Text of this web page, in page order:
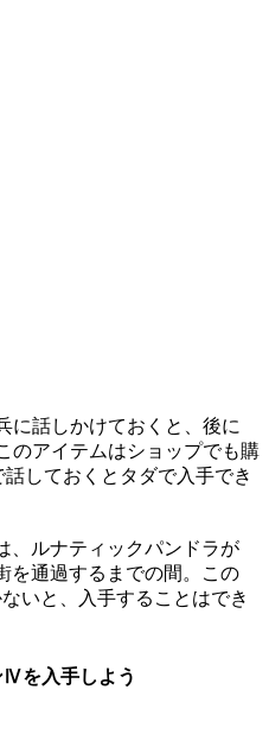
に話しかけておくと、後に
のアイテムはショップでも購
しておくとタダで入手でき
、ルナティックパンドラが
を通過するまでの間。この
いと、入手することはでき
Ⅳを入手しよう